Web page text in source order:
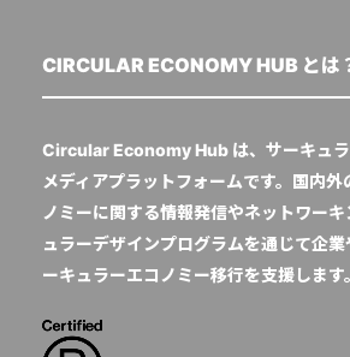
CIRCULAR ECONOMY HUB とは
Circular Economy Hub は、サーキュ
メディアプラットフォームです。国内外
ノミーに関する情報発信やネットワー
ュラーデザインプログラムを通じて企
ーキュラーエコノミー移行を支援します。